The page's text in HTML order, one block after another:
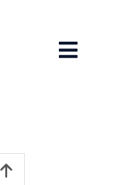
Toggle